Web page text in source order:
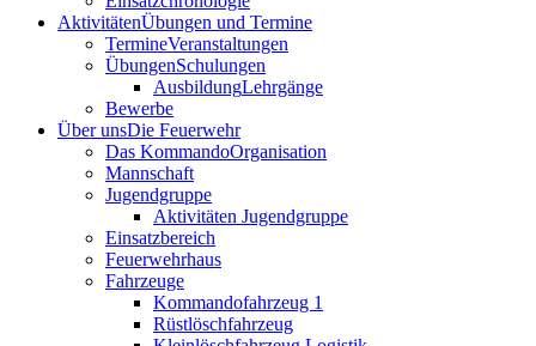
AktivitätenÜbungen und Termine
TermineVeranstaltungen
ÜbungenSchulungen
AusbildungLehrgänge
Bewerbe
Über unsDie Feuerwehr
Das KommandoOrganisation
Mannschaft
Jugendgruppe
Aktivitäten Jugendgruppe
Einsatzbereich
Feuerwehrhaus
Fahrzeuge
Kommandofahrzeug 1
Rüstlöschfahrzeug